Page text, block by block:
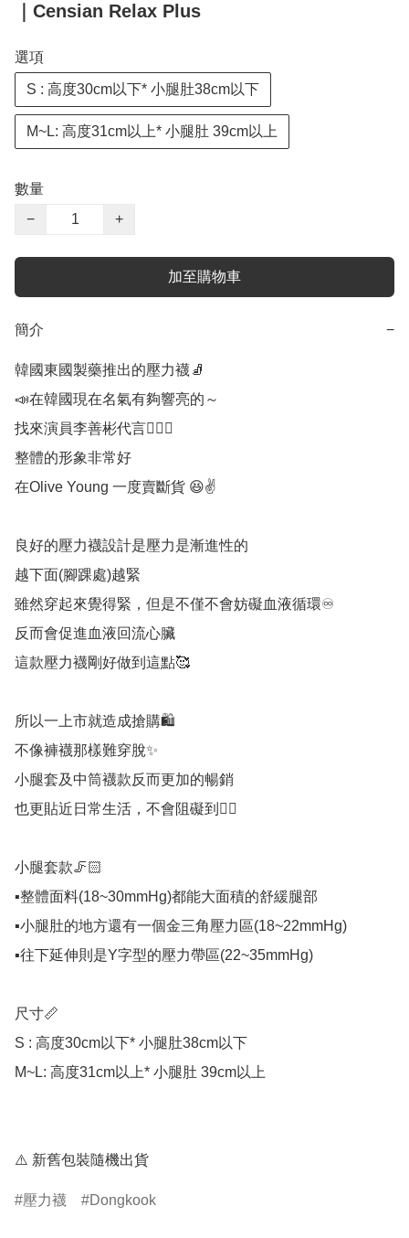
｜Censian Relax Plus
選項
S : 高度30cm以下* 小腿肚38cm以下
M~L: 高度31cm以上* 小腿肚 39cm以上
數量
−
+
加至購物車
簡介 −
韓國東國製藥推出的壓力襪🧦
📣在韓國現在名氣有夠響亮的～
找來演員李善彬代言🧏🏻‍♀️
整體的形象非常好
在Olive Young 一度賣斷貨 😆✌️
良好的壓力襪設計是壓力是漸進性的
越下面(腳踝處)越緊
雖然穿起來覺得緊，但是不僅不會妨礙血液循環♾️
反而會促進血液回流心臟
這款壓力襪剛好做到這點🥰
所以一上市就造成搶購🛍️
不像褲襪那樣難穿脫✨
小腿套及中筒襪款反而更加的暢銷
也更貼近日常生活，不會阻礙到👍🏻
小腿套款🦵🏻
▪️整體面料(18~30mmHg)都能大面積的舒緩腿部
▪️小腿肚的地方還有一個金三角壓力區(18~22mmHg)
▪️往下延伸則是Y字型的壓力帶區(22~35mmHg)
尺寸📏
S : 高度30cm以下* 小腿肚38cm以下
M~L: 高度31cm以上* 小腿肚 39cm以上
⚠️ 新舊包裝隨機出貨
壓力襪 Dongkook